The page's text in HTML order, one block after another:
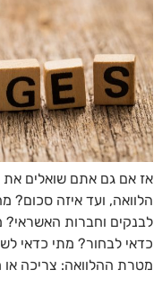
אז אם גם אתם שואלים את
הלוואה, ועד איזה סכום?
לבנקים וחברות האשראי?
כדאי לבחור? מתי כדאי
מטרת ההלוואה: צריכה או